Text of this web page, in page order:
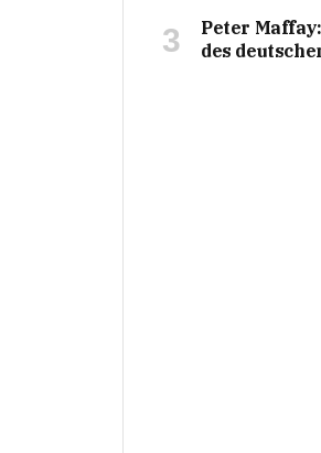
Peter
des